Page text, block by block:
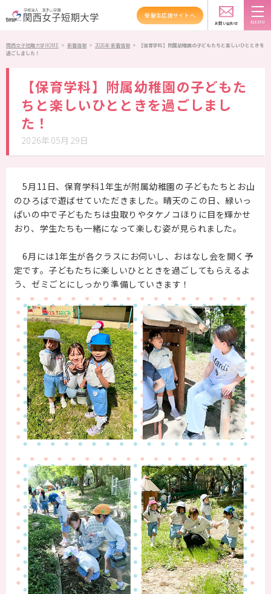
受験生応援サイトへ
お問い合わせ
スクールバス アクセス 資料請求
学科紹介
資格・就職
キャンパスライフ
高大連携・地域連携
入試情報
在学生の方へ
保護者の方へ
卒業生の方へ
企業の方へ
地域・一般の方へ
新着情報
TOPICS
関西女子短期大学HOME > 新着情報 > 2026年 新着情報 >
【保育学科】附属幼稚園の子どもたちと楽しいひとときを
過ごしました！
【保育学科】附属幼稚園の子どもた
ちと楽しいひとときを過ごしまし
た！
2026年05月29日
5月11日、保育学科1年生が附属幼稚園の子どもたちとお山
のひろばで遊ばせていただきました。晴天のこの日、緑いっ
ぱいの中で子どもたちは虫取りやタケノコほりに目を輝かせ
おり、学生たちも一緒になって楽しむ姿が見られました。
6月には1年生が各クラスにお伺いし、おはなし会を開く予
定です。子どもたちに楽しいひとときを過ごしてもらえるよ
う、ゼミごとにしっかり準備していきます！